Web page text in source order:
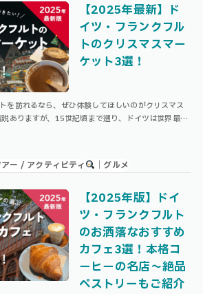
【2025年最新】ド
イツ・フランクフル
トのクリスマスマー
ケット3選！
を訪れるなら、ぜひ体験してほしいのがクリスマス
ありますが、15世紀頃まで遡り、ドイツは世界最古
を持つ国の1つとして知られています。 中でも国 …
アー / アクティビティ ｜グルメ
【2025年版】ドイ
ツ・フランクフルト
のお洒落なおすすめ
カフェ3選！本格コ
ーヒーの名店〜絶品
ペストリーもご紹介